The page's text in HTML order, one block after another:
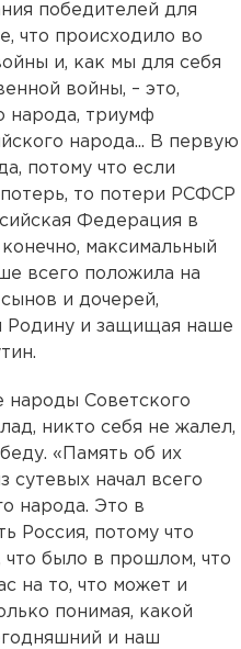
победителей для
что происходило во
и, как мы для себя
войны, – это,
народа, триумф
народа... В первую
потому что если
то потери РСФСР
Федерация в
максимальный
всего положила на
и дочерей,
Родину и защищая наше
народы Советского
никто себя не жалел,
«Память об их
сутевых начал всего
народа. Это в
Россия, потому что
что было в прошлом, что
на то, что может и
понимая, какой
и наш